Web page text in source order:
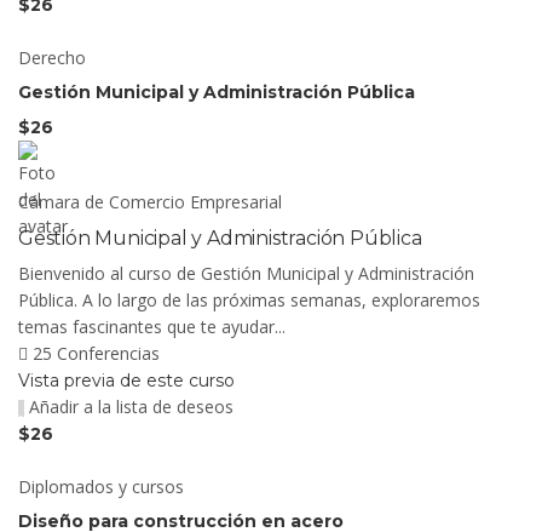
$26
Derecho
Gestión Municipal y Administración Pública
$26
Cámara de Comercio Empresarial
Gestión Municipal y Administración Pública
Bienvenido al curso de Gestión Municipal y Administración
Pública. A lo largo de las próximas semanas, exploraremos
temas fascinantes que te ayudar...
25 Conferencias
Vista previa de este curso
Añadir a la lista de deseos
$26
Diplomados y cursos
Diseño para construcción en acero